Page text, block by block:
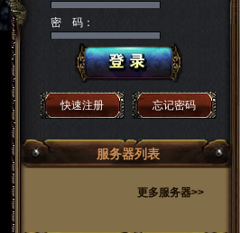
密 码：
快速注册 忘记密码
服务器列表
更多服务器>>